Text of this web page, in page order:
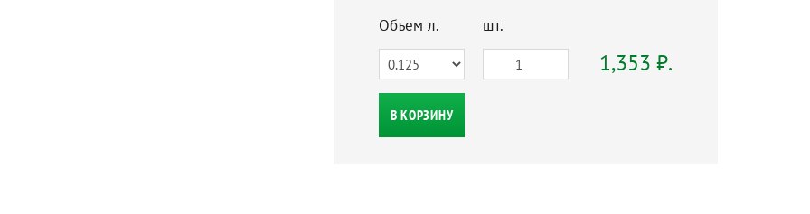
Объем л. шт.
1,353 ₽.
В КОРЗИНУ